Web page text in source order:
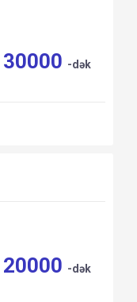
30000 -dək
20000 -dək